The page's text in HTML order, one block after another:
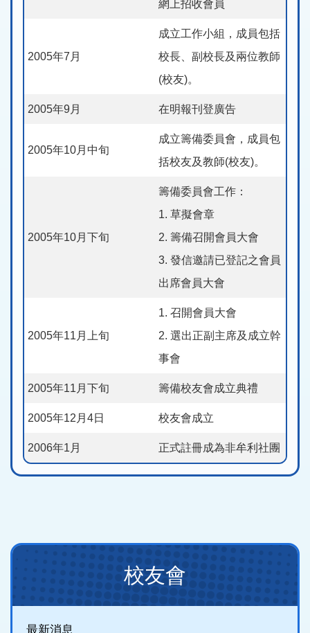
網上招收會員
2005年7月
成立工作小組，成員包括
校長、副校長及兩位教師
(校友)。
2005年9月 在明報刊登廣告
2005年10月中旬
成立籌備委員會，成員包
括校友及教師(校友)。
2005年10月下旬
籌備委員會工作：
1. 草擬會章
2. 籌備召開會員大會
3. 發信邀請已登記之會員
出席會員大會
2005年11月上旬
1. 召開會員大會
2. 選出正副主席及成立幹
事會
2005年11月下旬 籌備校友會成立典禮
2005年12月4日 校友會成立
2006年1月 正式註冊成為非牟利社團
Main
(new)
校友會
最新消息